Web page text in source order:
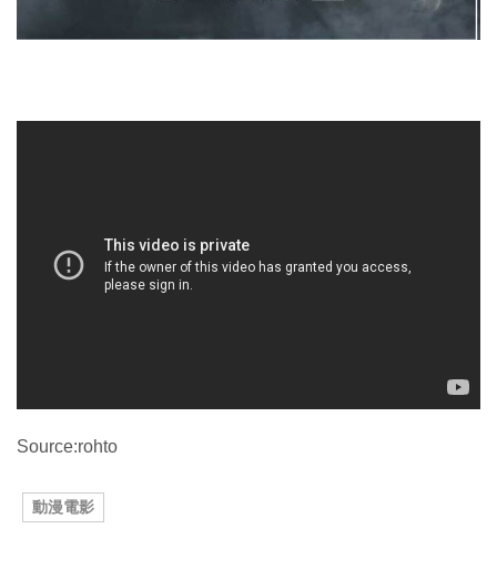
Source:rohto
動漫電影